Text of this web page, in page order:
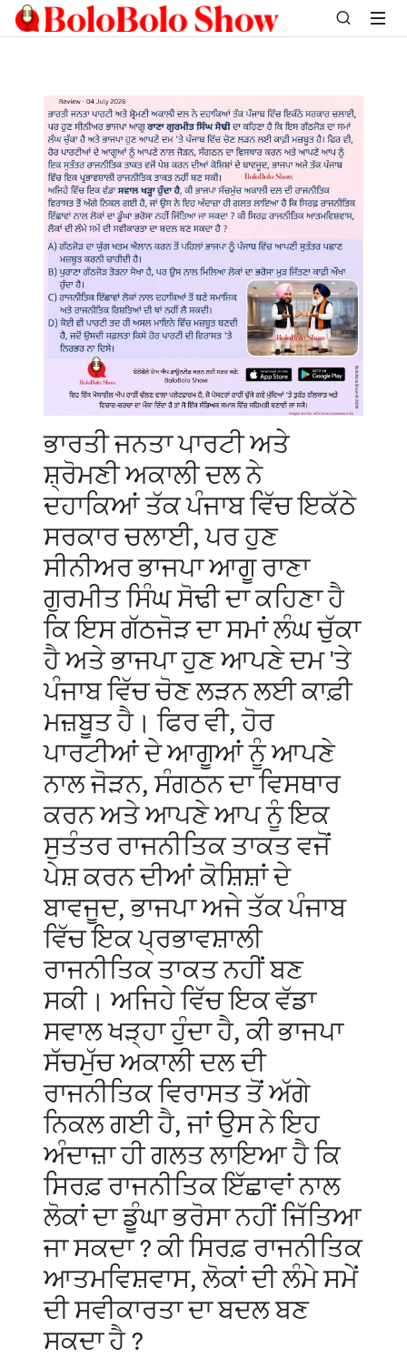
ਭਾਰਤੀ ਜਨਤਾ ਪਾਰਟੀ ਅਤੇ
ਸ਼੍ਰੋਮਣੀ ਅਕਾਲੀ ਦਲ ਨੇ
ਦਹਾਕਿਆਂ ਤੱਕ ਪੰਜਾਬ ਵਿੱਚ ਇਕੱਠੇ
ਸਰਕਾਰ ਚਲਾਈ, ਪਰ ਹੁਣ
ਸੀਨੀਅਰ ਭਾਜਪਾ ਆਗੂ ਰਾਣਾ
ਗੁਰਮੀਤ ਸਿੰਘ ਸੋਢੀ ਦਾ ਕਹਿਣਾ ਹੈ
ਕਿ ਇਸ ਗੱਠਜੋੜ ਦਾ ਸਮਾਂ ਲੰਘ ਚੁੱਕਾ
ਹੈ ਅਤੇ ਭਾਜਪਾ ਹੁਣ ਆਪਣੇ ਦਮ 'ਤੇ
ਪੰਜਾਬ ਵਿੱਚ ਚੋਣ ਲੜਨ ਲਈ ਕਾਫ਼ੀ
ਮਜ਼ਬੂਤ ਹੈ। ਫਿਰ ਵੀ, ਹੋਰ
ਪਾਰਟੀਆਂ ਦੇ ਆਗੂਆਂ ਨੂੰ ਆਪਣੇ
ਨਾਲ ਜੋੜਨ, ਸੰਗਠਨ ਦਾ ਵਿਸਥਾਰ
ਕਰਨ ਅਤੇ ਆਪਣੇ ਆਪ ਨੂੰ ਇਕ
ਸੁਤੰਤਰ ਰਾਜਨੀਤਿਕ ਤਾਕਤ ਵਜੋਂ
ਪੇਸ਼ ਕਰਨ ਦੀਆਂ ਕੋਸ਼ਿਸ਼ਾਂ ਦੇ
ਬਾਵਜੂਦ, ਭਾਜਪਾ ਅਜੇ ਤੱਕ ਪੰਜਾਬ
ਵਿੱਚ ਇਕ ਪ੍ਰਭਾਵਸ਼ਾਲੀ
ਰਾਜਨੀਤਿਕ ਤਾਕਤ ਨਹੀਂ ਬਣ
ਸਕੀ। ਅਜਿਹੇ ਵਿੱਚ ਇਕ ਵੱਡਾ
ਸਵਾਲ ਖੜ੍ਹਾ ਹੁੰਦਾ ਹੈ, ਕੀ ਭਾਜਪਾ
ਸੱਚਮੁੱਚ ਅਕਾਲੀ ਦਲ ਦੀ
ਰਾਜਨੀਤਿਕ ਵਿਰਾਸਤ ਤੋਂ ਅੱਗੇ
ਨਿਕਲ ਗਈ ਹੈ, ਜਾਂ ਉਸ ਨੇ ਇਹ
ਅੰਦਾਜ਼ਾ ਹੀ ਗਲਤ ਲਾਇਆ ਹੈ ਕਿ
ਸਿਰਫ਼ ਰਾਜਨੀਤਿਕ ਇੱਛਾਵਾਂ ਨਾਲ
ਲੋਕਾਂ ਦਾ ਡੂੰਘਾ ਭਰੋਸਾ ਨਹੀਂ ਜਿੱਤਿਆ
ਜਾ ਸਕਦਾ ? ਕੀ ਸਿਰਫ਼ ਰਾਜਨੀਤਿਕ
ਆਤਮਵਿਸ਼ਵਾਸ, ਲੋਕਾਂ ਦੀ ਲੰਮੇ ਸਮੇਂ
ਦੀ ਸਵੀਕਾਰਤਾ ਦਾ ਬਦਲ ਬਣ
ਸਕਦਾ ਹੈ ?